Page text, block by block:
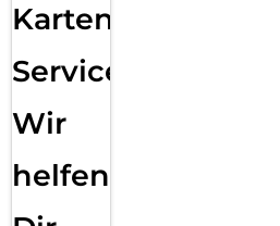
Karten
Service:
Wir
helfen